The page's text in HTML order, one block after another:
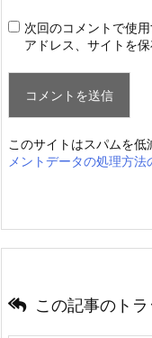
次回のコメントで使
アドレス、サイトを保
このサイトはスパムを低
メントデータの処理方
この記事のト